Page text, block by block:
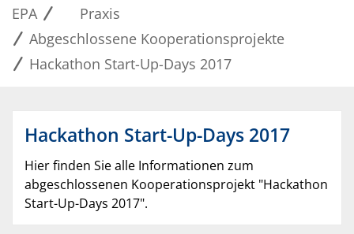
EPA
Praxis
Abgeschlossene Kooperationsprojekte
Hackathon Start-Up-Days 2017
Hackathon Start-Up-Days 2017
Hier finden Sie alle Informationen zum
abgeschlossenen Kooperationsprojekt "Hackathon
Start-Up-Days 2017".